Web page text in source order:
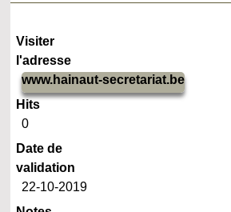
Visiter
l'adresse
www.hainaut-secretariat.be
Hits
0
Date de
validation
22-10-2019